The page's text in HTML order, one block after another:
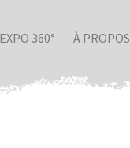
EXPO 360° À PROPOS